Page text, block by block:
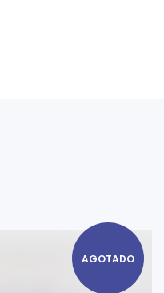
AGOTADO